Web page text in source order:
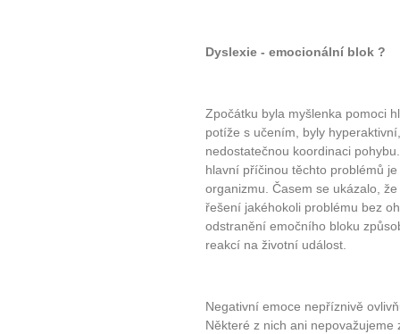
Dyslexie - emocionální blok ?
Zpočátku byla myšlenka pomoci
potíže s učením, byly
nedostatečnou koordinaci
hlavní příčinou těchto problémů
organizmu. Časem se ukázalo,
řešení jakéhokoli problému bez
odstranění emočního bloku
reakcí na životní událost.
Negativní emoce nepříznivě
Některé z nich ani